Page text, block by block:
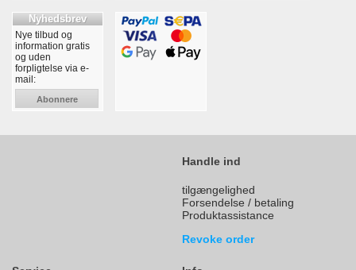
Nyhedsbrev
Nye tilbud og
information gratis
og uden
forpligtelse via e-
mail:
Abonnere
Handle ind
tilgængelighed
Forsendelse / betaling
Produktassistance
Revoke order